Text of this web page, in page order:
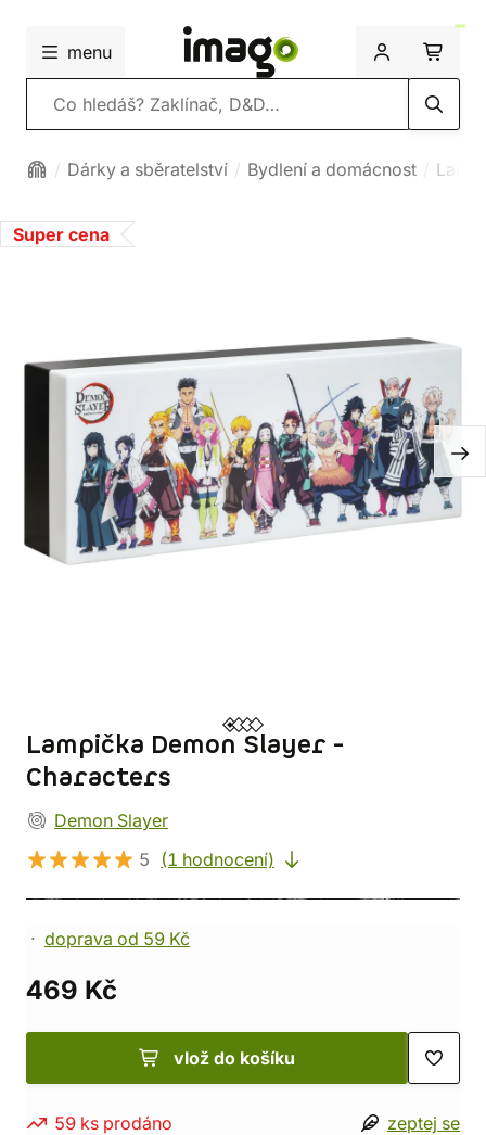
menu
Vyhledávání
Dárky a sběratelství Bydlení a domácnost
Super cena
Lampička Demon Slayer -
Characters
Demon Slayer
5
(1 hodnocení)
doprava od 59 Kč
469 Kč
vlož do košíku
59 ks prodáno zeptej se